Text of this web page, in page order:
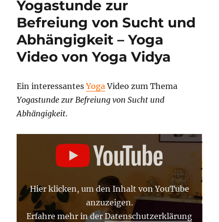
von
starken
Emotionen
–
Yoga
Video
Vidya
Yogastunde zur
Befreiung von Sucht und
Abhängigkeit – Yoga
Video von Yoga Vidya
Ein interessantesYogaVideo zum Thema
Yogastunde zur Befreiung von Sucht und
Abhängigkeit.
BEFREIUNG
ABHÄNGIGKEIT“
VON
YOUTUBE
ANZEIGEN
Hier klicken, um den Inhalt von YouTube
anzuzeigen.
Erfahre mehr in derDatenschutzerklärung